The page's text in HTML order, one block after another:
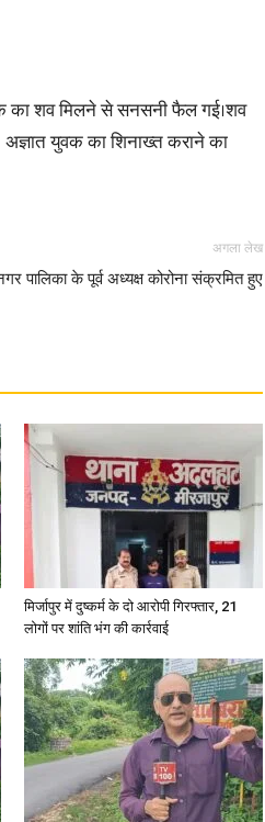
News,
Latest
Hindi,
का शव मिलने से सनसनी फैल गई।शव
अज्ञात युवक का शिनाख्त कराने का
अगला लेख
पालिका के पूर्व अध्यक्ष कोरोना संक्रमित हुए
मिर्जापुर में दुष्कर्म के दो आरोपी गिरफ्तार, 21
लोगों पर शांति भंग की कार्रवाई